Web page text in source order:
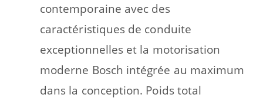
contemporaine avec des
caractéristiques de conduite
exceptionnelles et la motorisation
moderne Bosch intégrée au maximum
dans la conception. Poids total